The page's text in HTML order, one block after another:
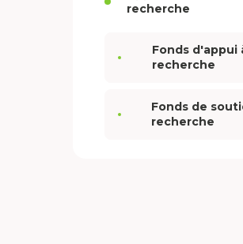
recherche
Fonds d'appui
recherche
Fonds de
recherche